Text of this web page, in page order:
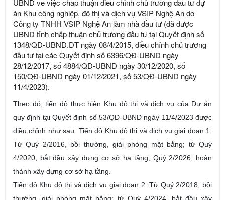
UBND về việc chấp thuận điều chỉnh chủ trương đầu tư dự
án Khu công nghiệp, đô thị và dịch vụ VSIP Nghệ An do
Công ty TNHH VSIP Nghệ An làm nhà đầu tư (đã được
UBND tỉnh chấp thuận chủ trương đầu tư tại Quyết định số
1348/QĐ-UBND.ĐT ngày 08/4/2015, điều chỉnh chủ trương
đầu tư tại các Quyết định số 6396/QĐ-UBND ngày
28/12/2017, số 4884/QĐ-UBND ngày 30/12/2020, số
150/QĐ-UBND ngày 01/12/2021, số 53/QĐ-UBND ngày
11/4/2023).
Theo đó, tiến độ thực hiện Khu đô thị và dịch vụ của Dự án
quy định tại Quyết định số 53/QĐ-UBND ngày 11/4/2023 được
điều chỉnh như sau: Tiến độ Khu đô thị và dịch vụ giai đoạn 1:
Từ Quý 2/2016, bồi thường, giải phóng mặt bằng; từ Quý
4/2020, bắt đầu xây dựng cơ sở hạ tầng; Quý 2/2026, hoàn
thành xây dựng cơ sở hạ tầng.
Tiến độ Khu đô thị và dịch vụ giai đoạn 2: Từ Quý 2/2018, bồi